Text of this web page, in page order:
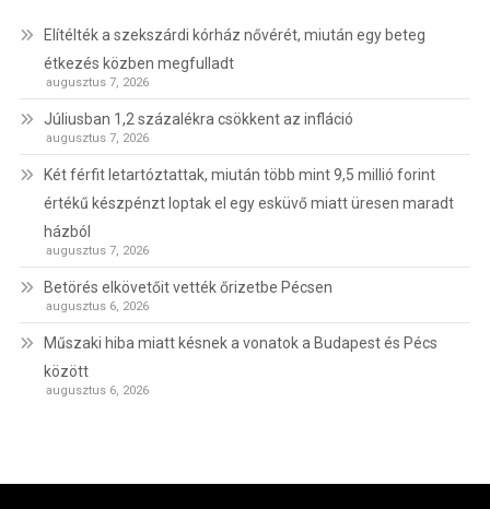
Elítélték a szekszárdi kórház nővérét, miután egy beteg
étkezés közben megfulladt
augusztus 7, 2026
Júliusban 1,2 százalékra csökkent az infláció
augusztus 7, 2026
Két férfit letartóztattak, miután több mint 9,5 millió forint
értékű készpénzt loptak el egy esküvő miatt üresen maradt
házból
augusztus 7, 2026
Betörés elkövetőit vették őrizetbe Pécsen
augusztus 6, 2026
Műszaki hiba miatt késnek a vonatok a Budapest és Pécs
között
augusztus 6, 2026